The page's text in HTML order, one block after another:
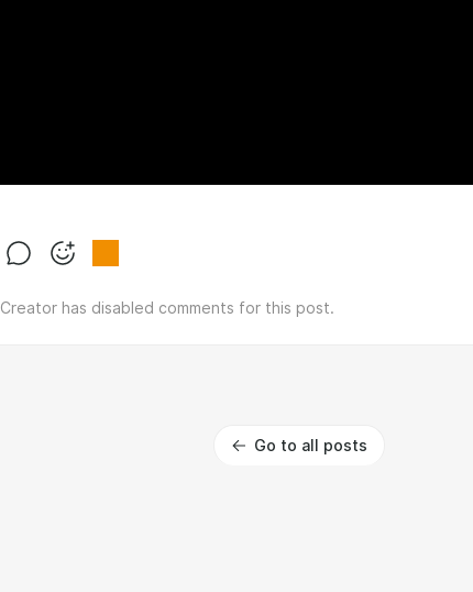
Creator has disabled comments for this post.
Go to all posts